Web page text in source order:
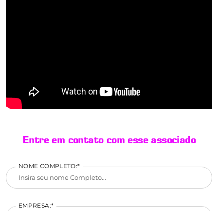
Entre em contato com esse associado
NOME COMPLETO:*
EMPRESA:*